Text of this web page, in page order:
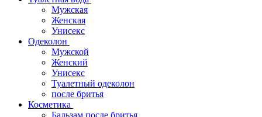
Мужская
Женская
Унисекс
Одеколон
Мужской
Женский
Унисекс
Туалетный одеколон
после бритья
Косметика
Бальзам после бритья